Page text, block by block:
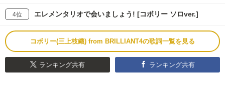
4位 エレメンタリオで会いましょう! [コボリー ソロver.]
コボリー(三上枝織) from BRILLIANT4の歌詞一覧を見る
ランキング共有 ランキング共有